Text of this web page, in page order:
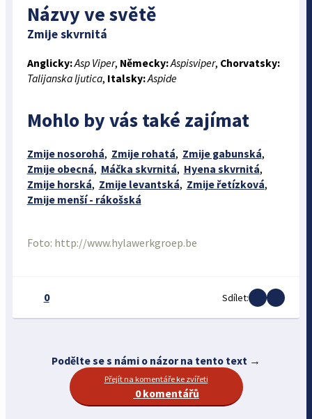
Názvy ve světě
Zmije skvrnitá
Anglicky:Asp Viper, Německy:Aspisviper, Chorvatsky:
Talijanska ljutica, Italsky:Aspide
Mohlo by vás také zajímat
Zmije nosorohá, Zmije rohatá, Zmije gabunská,
Zmije obecná, Máčka skvrnitá, Hyena skvrnitá,
Zmije horská, Zmije levantská, Zmije řetízková,
Zmije menší - rákošská
Foto: http://www.hylawerkgroep.be
0 Sdílet:
Podělte se s námi o názor na tento text →
Přejít na komentáře ke zvířeti
0 komentářů